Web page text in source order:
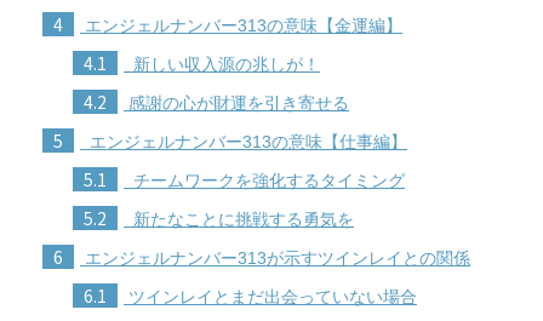
4 エンジェルナンバー313の意味【金運編】
4.1 新しい収入源の兆しが！
4.2 感謝の心が財運を引き寄せる
5 エンジェルナンバー313の意味【仕事編】
5.1 チームワークを強化するタイミング
5.2 新たなことに挑戦する勇気を
6 エンジェルナンバー313が示すツインレイとの関係
6.1 ツインレイとまだ出会っていない場合